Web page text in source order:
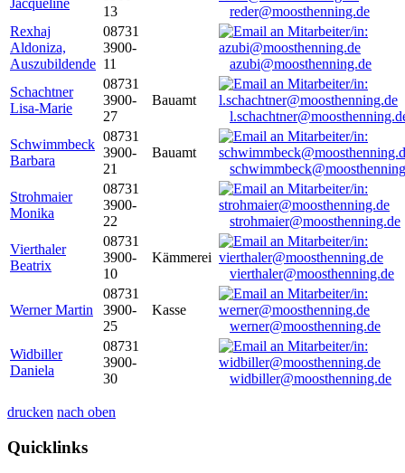
Jacqueline
13
reder@moosthenning.de
Rexhaj
Aldoniza,
Auszubildende
08731
3900-
11
azubi@moosthenning.de
Schachtner
Lisa-Marie
08731
3900-
27
Bauamt
Schwimmbeck
Barbara
08731
3900-
21
Bauamt
Strohmaier
Monika
08731
3900-
22
strohmaier@moosthenning.de
Vierthaler
Beatrix
08731
3900-
10
Kämmerei
vierthaler@moosthenning.de
Werner Martin
08731
3900-
25
Kasse
werner@moosthenning.de
Widbiller
Daniela
08731
3900-
30
widbiller@moosthenning.de
drucken nach oben
Quicklinks